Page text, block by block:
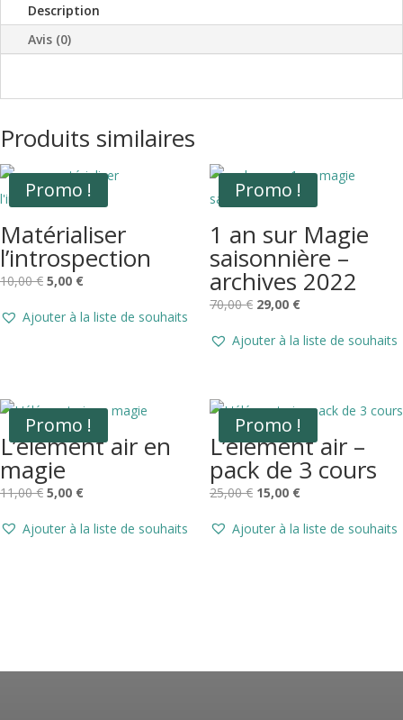
Description
Avis (0)
Produits similaires
Promo !
Matérialiser
l’introspection
10,00€ Le
initial
5,00 €Le
actuel
Ajouter à la liste de souhaits
Promo !
1 an sur Magie
saisonnière –
archives 2022
70,00€ Le
initial
29,00 €Le
actuel
Ajouter à la liste de souhaits
Promo !
L’élément air en
magie
11,00€ Le
initial
5,00 €Le
actuel
Ajouter à la liste de souhaits
Promo !
L’élément air –
pack de 3 cours
25,00€ Le
initial
15,00 €Le
actuel
Ajouter à la liste de souhaits